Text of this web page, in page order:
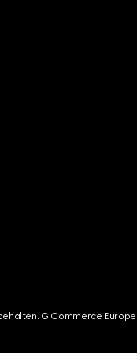
G Commerce